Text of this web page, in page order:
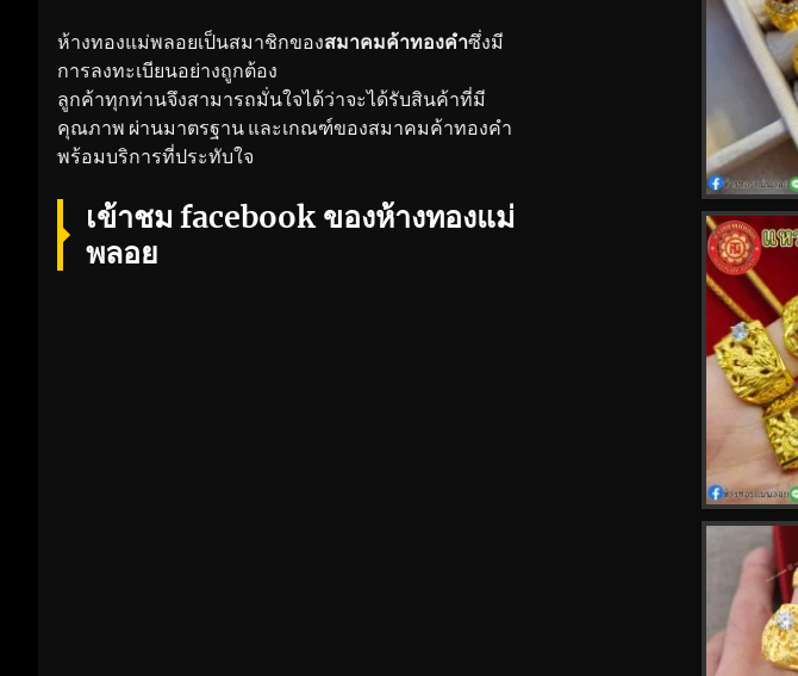
ห้างทองแม่พลอยเป็นสมาชิกของสมาคมค้าทองคำซึ่งมี
การลงทะเบียนอย่างถูกต้อง
ลูกค้าทุกท่านจึงสามารถมั่นใจได้ว่าจะได้รับสินค้าที่มี
คุณภาพ ผ่านมาตรฐาน และเกณฑ์ของสมาคมค้าทองคำ
พร้อมบริการที่ประทับใจ
เข้าชม facebook ของห้างทองแม่
พลอย